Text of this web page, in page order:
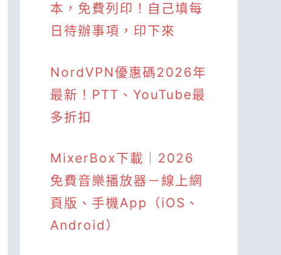
本，免費列印！自己填每
日待辦事項，印下來
NordVPN優惠碼2026年
最新！PTT、YouTube最
多折扣
MixerBox下載｜2026
免費音樂播放器－線上網
頁版、手機App（iOS、
Android）